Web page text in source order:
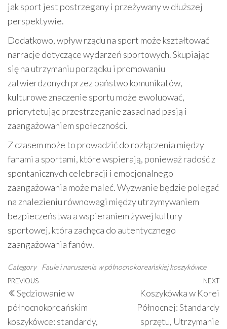
jak sport jest postrzegany i przeżywany w dłuższej
perspektywie.
Dodatkowo, wpływ rządu na sport może kształtować
narracje dotyczące wydarzeń sportowych. Skupiając
się na utrzymaniu porządku i promowaniu
zatwierdzonych przez państwo komunikatów,
kulturowe znaczenie sportu może ewoluować,
priorytetując przestrzeganie zasad nad pasją i
zaangażowaniem społeczności.
Z czasem może to prowadzić do rozłączenia między
fanami a sportami, które wspierają, ponieważ radość z
spontanicznych celebracji i emocjonalnego
zaangażowania może maleć. Wyzwanie będzie polegać
na znalezieniu równowagi między utrzymywaniem
bezpieczeństwa a wspieraniem żywej kultury
sportowej, która zachęca do autentycznego
zaangażowania fanów.
Category Faule i naruszenia w północnokoreańskiej koszykówce
Post
navigation
Previous
Post
PREVIOUS
Sędziowanie w
północnokoreańskim
koszykówce: standardy,
NEXT
Koszykówka w Korei
Północnej: Standardy
sprzętu, Utrzymanie